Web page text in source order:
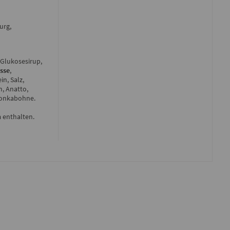
,
Salz,
Anatto,
enthalten.